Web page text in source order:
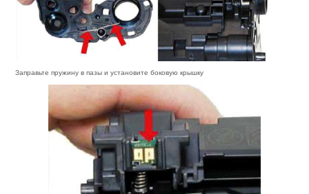
Заправьте пружину в пазы и установите боковую крышку